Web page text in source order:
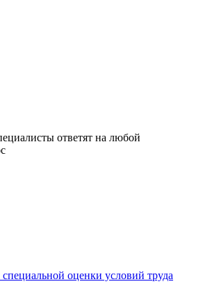
ответят на любой
специальной оценки условий труда